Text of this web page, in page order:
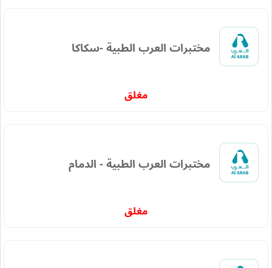
مختبرات العرب الطبية -سكاكا
مغلق
مختبرات العرب الطبية - الدمام
مغلق